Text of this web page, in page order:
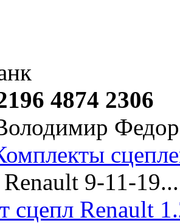
4874 2306
9-11-19...
сцепл Renault